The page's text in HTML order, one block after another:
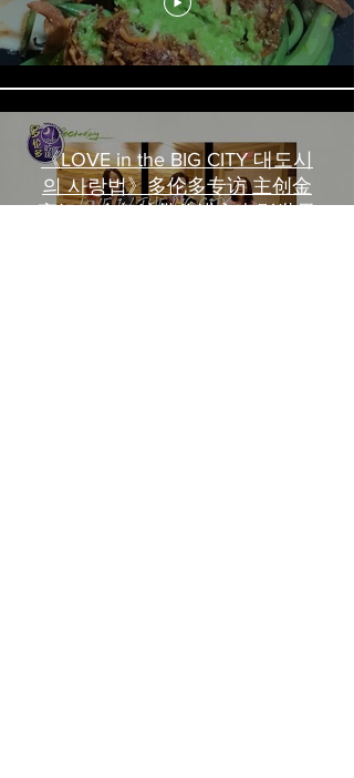
《LOVE in the BIG CITY 대도시
의 사랑법》多伦多专访 主创金